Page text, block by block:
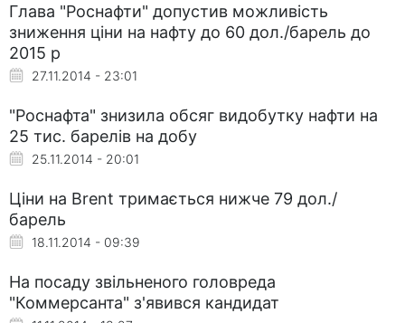
Глава "Роснафти" допустив можливість
зниження ціни на нафту до 60 дол./барель до
2015 р
27.11.2014 - 23:01
"Роснафта" знизила обсяг видобутку нафти на
25 тис. барелів на добу
25.11.2014 - 20:01
Ціни на Brent тримається нижче 79 дол./
барель
18.11.2014 - 09:39
На посаду звільненого головреда
"Коммерсанта" з'явився кандидат